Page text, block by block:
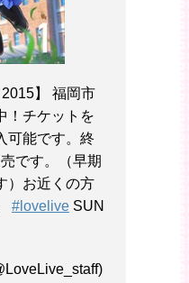
2015】 福岡市
！チケットを
可能です。終
です。（早期
）お近くの方
#lovelive SUN